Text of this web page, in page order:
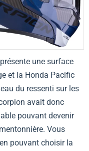
une surface
et la Honda Pacific
du ressenti sur les
avait donc
pouvant devenir
Vous
pouvant choisir la